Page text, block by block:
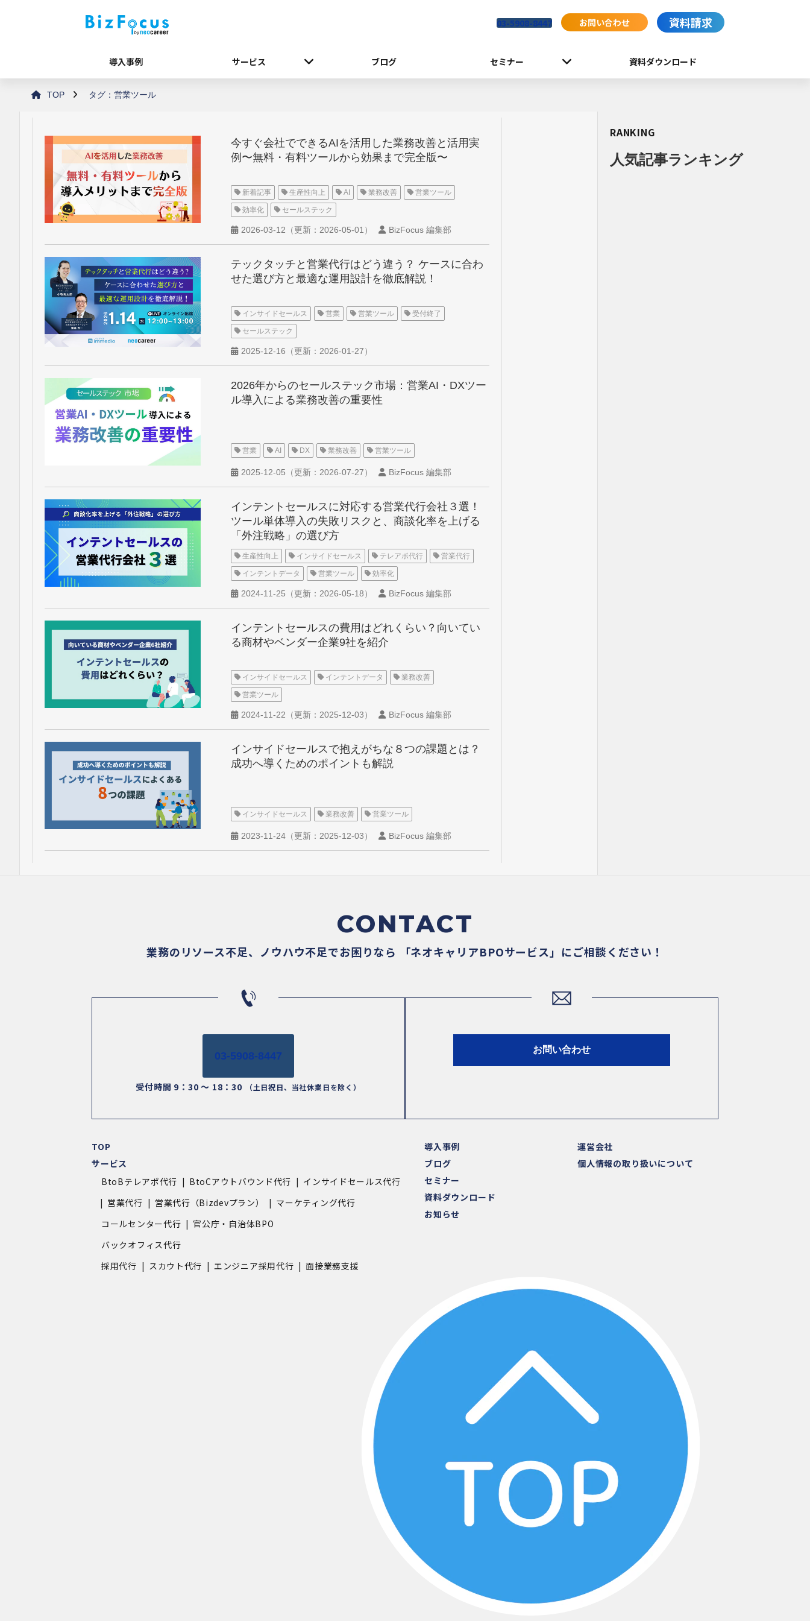
03-5908-8447 お問い合わせ 資料請求
導入事例 サービス ブログ セミナー 資料ダウンロード
TOP タグ：営業ツール
今すぐ会社でできるAIを活用した業務改善と活用実
例〜無料・有料ツールから効果まで完全版〜
新着記事 生産性向上 AI 業務改善 営業ツール
効率化 セールステック
2026-03-12 （更新： 2026-05-01 ） BizFocus 編集部
テックタッチと営業代行はどう違う？ ケースに合わ
せた選び方と最適な運用設計を徹底解説！
インサイドセールス 営業 営業ツール 受付終了
セールステック
2025-12-16 （更新： 2026-01-27）
2026年からのセールステック市場：営業AI・DXツー
ル導入による業務改善の重要性
営業 AI DX 業務改善 営業ツール
2025-12-05 （更新： 2026-07-27） BizFocus 編集部
インテントセールスに対応する営業代行会社３選！
ツール単体導入の失敗リスクと、商談化率を上げる
「外注戦略」の選び方
生産性向上 インサイドセールス テレアポ代行 営業代行
インテントデータ 営業ツール 効率化
2024-11-25 （更新： 2026-05-18） BizFocus 編集部
インテントセールスの費用はどれくらい？向いてい
る商材やベンダー企業9社を紹介
インサイドセールス インテントデータ 業務改善
営業ツール
2024-11-22 （更新： 2025-12-03） BizFocus 編集部
インサイドセールスで抱えがちな８つの課題とは？
成功へ導くためのポイントも解説
インサイドセールス 業務改善 営業ツール
2023-11-24 （更新： 2025-12-03） BizFocus 編集部
RANKING
人気記事ランキング
CONTACT
業務のリソース不足、ノウハウ不足でお困りなら 「ネオキャリアBPOサービス」にご相談ください！
03-5908-8447
受付時間 9：30 ～ 18：30 （土日祝日、当社休業日を除く）
お問い合わせ
TOP
サービス
BtoBテレアポ代行
BtoCアウトバウンド代行
インサイドセールス代行
営業代行
営業代行（Bizdevプラン）
マーケティング代行
コールセンター代行
官公庁・自治体BPO
バックオフィス代行
採用代行
スカウト代行 エンジニア採用代行 面接業務支援
導入事例
ブログ
セミナー
資料ダウンロード
お知らせ
運営会社
個人情報の取り扱いについて